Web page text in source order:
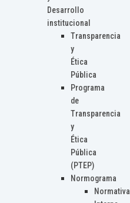
Desarrollo
institucional
Transparencia
y
Ética
Pública
Programa
de
Transparencia
y
Ética
Pública
(PTEP)
Normograma
Normativa